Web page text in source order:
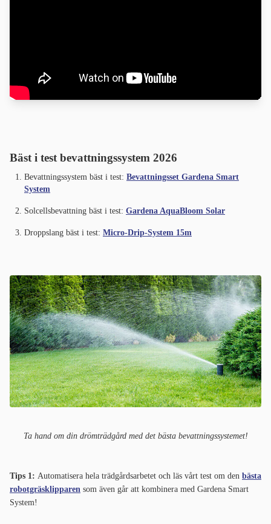
Bäst i test bevattningssystem 2026
Bevattningssystem bäst i test: Bevattningsset Gardena Smart
System
Solcellsbevattning bäst i test: Gardena AquaBloom Solar
Droppslang bäst i test: Micro-Drip-System 15m
Ta hand om din drömträdgård med det bästa bevattningssystemet!
Tips 1: Automatisera hela trädgårdsarbetet och läs vårt test om den bästa
robotgräsklipparen som även går att kombinera med Gardena Smart
System!